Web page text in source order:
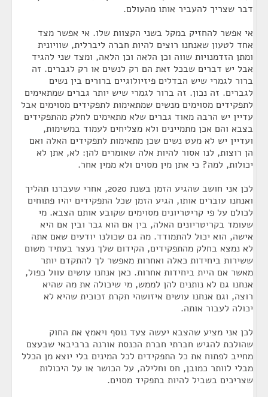
דבר שצריך להעביר אותו מהעולם.
אי אפשר להחזיק במקל בשני הקצוות שלו. אי אפשר מצד
אחד לטעון שאנחנו רוצים להיות חברה ליברלית, שוויונית
ומתן הזדמנויות שווה וכן הלאה וכן הלאה, ומצד שני להגיד
אבל יש דברים שבכל זאת הם רק לנשים או רק לגברים. זה
ברור לגמרי שיש הבדלים פיזיולוגיים ברורים בין נשים
לגברים. זה נכון. זה ברור לגמרי שיש יותר גברים שמתאימים
לתפקידים מסוימים מנשים שמתאימות לתפקידים מסוימים אבל
עדיין יש הרבה מאוד גברים שלא מתאימים לחלק מהתפקידים
בצבא והם אכן מתמיינים ולא מצליחים לעמוד במשימות,
ועדיין יש לא מעט נשים שכן מתאימות לתפקידים האלה ואם
הן רוצות, לנו אסור להיות אלה שאומרים להן: לא, אתן לא
יכולות, למה? כי אתן מין מסוים ולא ממין אחר.
לכן אני חושב שהגיע הזמן בשנת 2020, אחרי שעברנו תהליך
ואנחנו עוברים אותו, הגיע הזמן שכל התפקידים יהיו פתוחים
לכולם על פי קריטריונים מסוימים שקובע אותם הצבא. מי
שעומד בקריטריונים האלה, בין אם הוא גבר ובין אם היא
אישה, הוא יכול להתמודד. מה גם שכולנו יודעים שאם אתה
לא נמצא בחלק מהתפקידים, הקידום שלך נעצר בעתיד משום
ששירות ביחידות כאלה ואחרות מאפשר לך להתקדם יותר
מאשר אם היית ביחידות אחרות. כאן אנחנו עושים עוול כפול,
אנחנו גם לא נותנים להן לממש, מי שיכולה את מה שהיא
רוצה, וגם אנחנו עושים איזושהי תקרת זכוכית שהיא לא
יכולה לעבור אותה.
לכן אני מציע שהצבא יעשה צעד נוסף ויאמץ את החוק
שהולכת להגיש חברתי חברת הכנסת אורנה ברביבאי שבעצם
מחייב לפתוח את כל התפקידים לכל המינים בלי יוצא מן הכלל
מבלי לוותר כמובן, חס וחלילה, על הכושר או על היכולות
שצריכים בשביל להיות בתפקיד מסוים.